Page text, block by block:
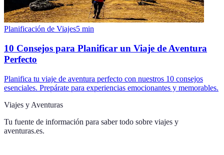
Planificación de Viajes5 min
10 Consejos para Planificar un Viaje de Aventura
Perfecto
Planifica tu viaje de aventura perfecto con nuestros 10 consejos
esenciales. Prepárate para experiencias emocionantes y memorables.
Viajes y Aventuras
Tu fuente de información para saber todo sobre viajes y
aventuras.es.